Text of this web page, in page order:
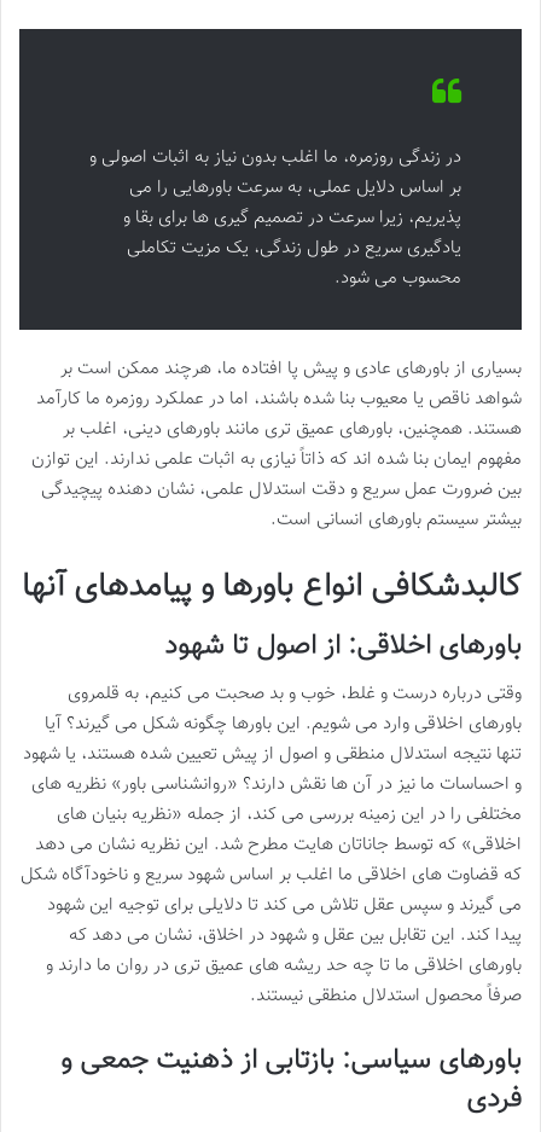
در زندگی روزمره، ما اغلب بدون نیاز به اثبات اصولی و
بر اساس دلایل عملی، به سرعت باورهایی را می
پذیریم، زیرا سرعت در تصمیم گیری ها برای بقا و
یادگیری سریع در طول زندگی، یک مزیت تکاملی
محسوب می شود.
بسیاری از باورهای عادی و پیش پا افتاده ما، هرچند ممکن است بر
شواهد ناقص یا معیوب بنا شده باشند، اما در عملکرد روزمره ما کارآمد
هستند. همچنین، باورهای عمیق تری مانند باورهای دینی، اغلب بر
مفهوم ایمان بنا شده اند که ذاتاً نیازی به اثبات علمی ندارند. این توازن
بین ضرورت عمل سریع و دقت استدلال علمی، نشان دهنده پیچیدگی
بیشتر سیستم باورهای انسانی است.
کالبدشکافی انواع باورها و پیامدهای آنها
باورهای اخلاقی: از اصول تا شهود
وقتی درباره درست و غلط، خوب و بد صحبت می کنیم، به قلمروی
باورهای اخلاقی وارد می شویم. این باورها چگونه شکل می گیرند؟ آیا
تنها نتیجه استدلال منطقی و اصول از پیش تعیین شده هستند، یا شهود
و احساسات ما نیز در آن ها نقش دارند؟ «روانشناسی باور» نظریه های
مختلفی را در این زمینه بررسی می کند، از جمله «نظریه بنیان های
اخلاقی» که توسط جاناتان هایت مطرح شد. این نظریه نشان می دهد
که قضاوت های اخلاقی ما اغلب بر اساس شهود سریع و ناخودآگاه شکل
می گیرند و سپس عقل تلاش می کند تا دلایلی برای توجیه این شهود
پیدا کند. این تقابل بین عقل و شهود در اخلاق، نشان می دهد که
باورهای اخلاقی ما تا چه حد ریشه های عمیق تری در روان ما دارند و
صرفاً محصول استدلال منطقی نیستند.
باورهای سیاسی: بازتابی از ذهنیت جمعی و
فردی